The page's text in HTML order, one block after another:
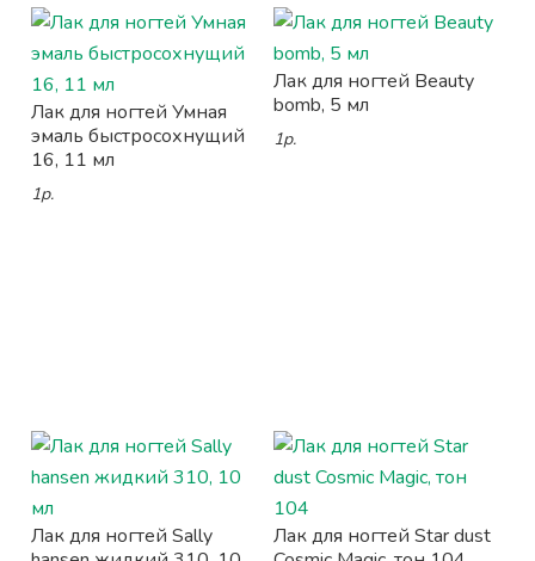
Лак для ногтей Умная
эмаль быстросохнущий
16, 11 мл
1р.
Лак для ногтей Beauty
bomb, 5 мл
1р.
Лак для ногтей Sally
Лак для ногтей Star dust